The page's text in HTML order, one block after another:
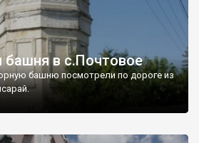
башня в с.Почтовое
башню посмотрели по дороге из